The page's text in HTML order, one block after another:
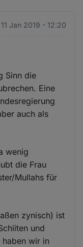
11 Jan 2019 - 12:20
Sinn die
Eine
auch als
wenig
die Frau
Mullahs für
zynisch) ist
und
haben wir in